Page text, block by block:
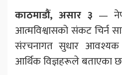
काठमाडौं, असार ३ —
आत्मविश्वासको संकट चिर्न
संरचनागत सुधार आवश्यक
आर्थिक विज्ञहरूले बताएका